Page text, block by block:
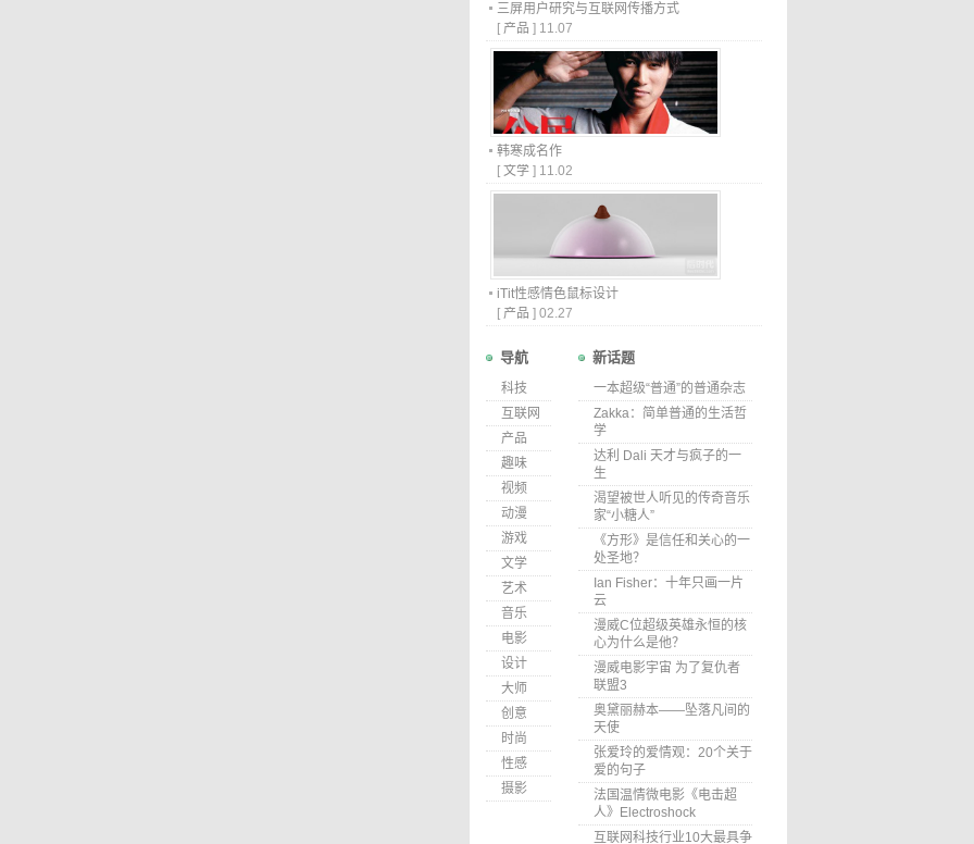
三屏用户研究与互联网传播方式
[ 产品 ] 11.07
韩寒成名作
[ 文学 ] 11.02
iTit性感情色鼠标设计
[ 产品 ] 02.27
导航
科技
互联网
产品
趣味
视频
动漫
游戏
文学
艺术
音乐
电影
设计
大师
创意
时尚
性感
摄影
新话题
一本超级“普通”的普通杂志
Zakka：简单普通的生活哲
学
达利 Dali 天才与疯子的一
生
渴望被世人听见的传奇音乐
家“小糖人”
《方形》是信任和关心的一
处圣地？
Ian Fisher：十年只画一片
云
漫威C位超级英雄永恒的核
心为什么是他？
漫威电影宇宙 为了复仇者
联盟3
奥黛丽赫本——坠落凡间的
天使
张爱玲的爱情观：20个关于
爱的句子
法国温情微电影《电击超
人》Electroshock
互联网科技行业10大最具争